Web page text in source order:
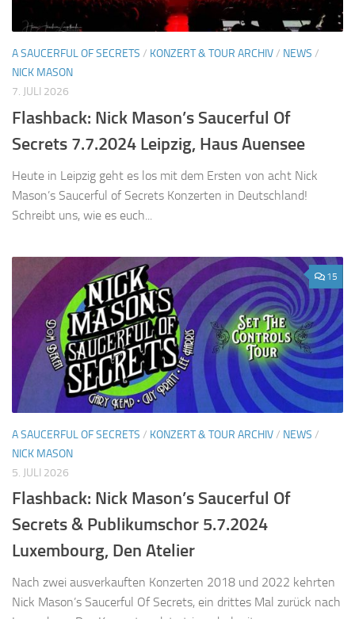
A SAUCERFUL OF SECRETS / KONZERT & TOUR ARCHIV/ NEWS /
NICK MASON
7. JULI 2026
Flashback: Nick Mason’s Saucerful Of
Secrets 7.7.2024 Leipzig, Haus Auensee
Heute in Leipzig geht es los mit dem Ersten von acht Nick
Mason’s Saucerful of Secrets Konzerten in Deutschland!
Schreibt uns, wie es euch...
15
A SAUCERFUL OF SECRETS / KONZERT & TOUR ARCHIV/ NEWS /
NICK MASON
5. JULI 2026
Flashback: Nick Mason’s Saucerful Of
Secrets & Publikumschor 5.7.2024
Luxembourg, Den Atelier
Nach zwei ausverkauften Konzerten 2018 und 2022 kehrten
Nick Mason’s Saucerful Of Secrets, ein drittes Mal zurück nach